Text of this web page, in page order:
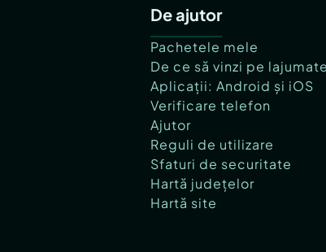
De ajutor
Pachetele mele
De ce să vinzi pe
Aplicații: Android și iOS
Verificare telefon
Ajutor
Reguli de utilizare
Sfaturi de securitate
Hartă județelor
Hartă site